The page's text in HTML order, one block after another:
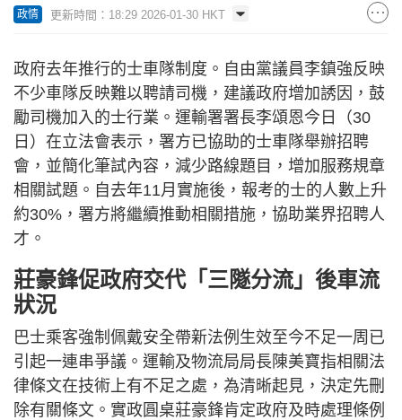
政情 更新時間：18:29 2026-01-30 HKT
政府去年推行的士車隊制度。自由黨議員李鎮強反映
不少車隊反映難以聘請司機，建議政府增加誘因，鼓
勵司機加入的士行業。運輸署署長李頌恩今日（30
日）在立法會表示，署方已協助的士車隊舉辦招聘
會，並簡化筆試內容，減少路線題目，增加服務規章
相關試題。自去年11月實施後，報考的士的人數上升
約30%，署方將繼續推動相關措施，協助業界招聘人
才。
莊豪鋒促政府交代「三隧分流」後車流
狀況
巴士乘客強制佩戴安全帶新法例生效至今不足一周已
引起一連串爭議。運輸及物流局局長陳美寶指相關法
律條文在技術上有不足之處，為清晰起見，決定先刪
除有關條文。實政圓桌莊豪鋒肯定政府及時處理條例